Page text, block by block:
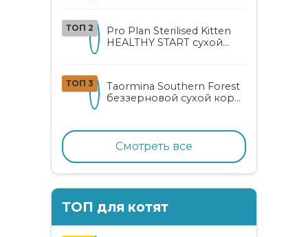
ТОП 2
Pro Plan Sterilised Kitten
HEALTHY START сухой
лососем
ТОП 3
Taormina Southern Forest
беззерновой сухой корм
ягодами и овощами
Смотреть все
ТОП для котят